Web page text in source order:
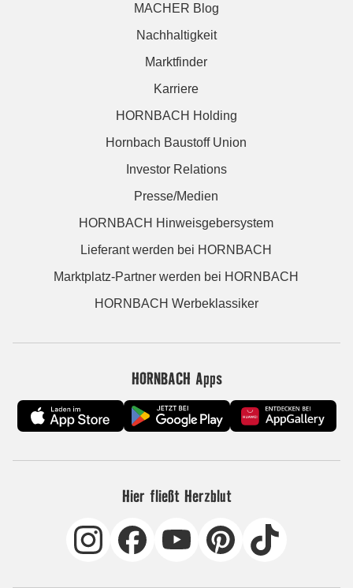
MACHER Blog
Nachhaltigkeit
Marktfinder
Karriere
HORNBACH Holding
Hornbach Baustoff Union
Investor Relations
Presse/Medien
HORNBACH Hinweisgebersystem
Lieferant werden bei HORNBACH
Marktplatz-Partner werden bei HORNBACH
HORNBACH Werbeklassiker
HORNBACH Apps
Hier fließt Herzblut